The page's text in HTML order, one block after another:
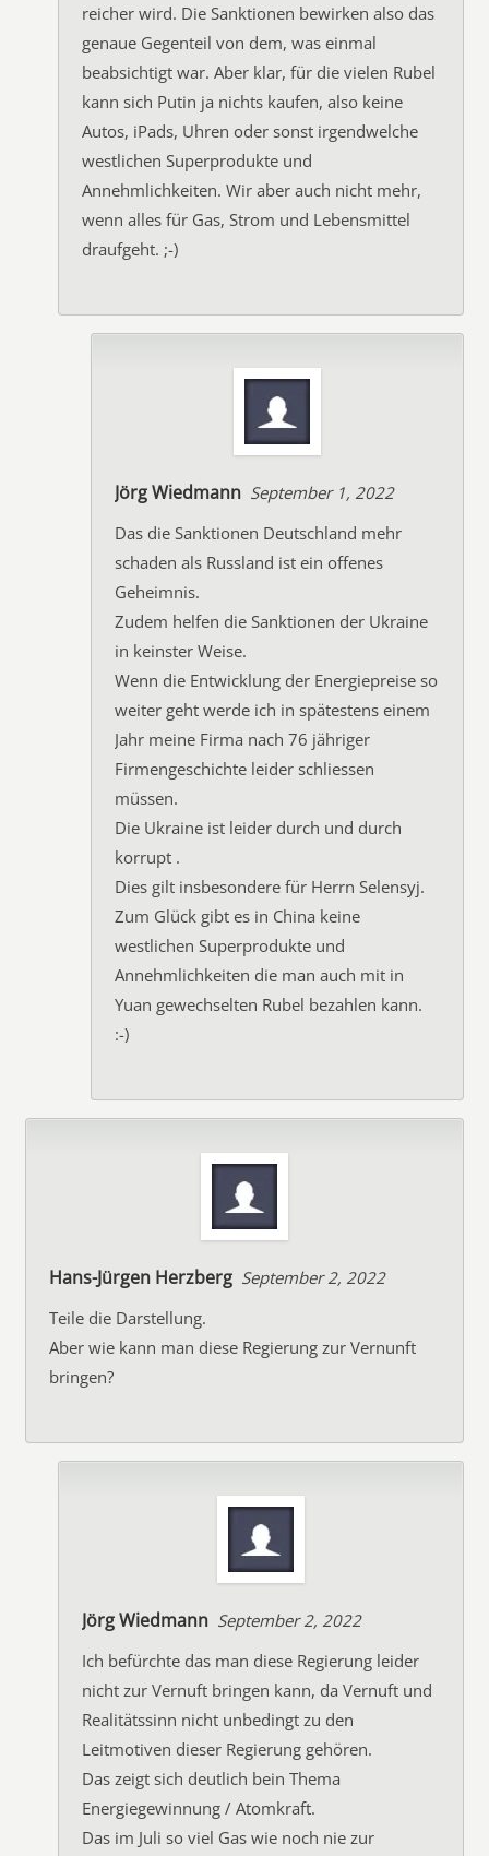
reicher wird. Die Sanktionen bewirken also das
genaue Gegenteil von dem, was einmal
beabsichtigt war. Aber klar, für die vielen Rubel
kann sich Putin ja nichts kaufen, also keine
Autos, iPads, Uhren oder sonst irgendwelche
westlichen Superprodukte und
Annehmlichkeiten. Wir aber auch nicht mehr,
wenn alles für Gas, Strom und Lebensmittel
draufgeht. ;-)
Jörg Wiedmann September 1, 2022
Das die Sanktionen Deutschland mehr
schaden als Russland ist ein offenes
Geheimnis.
Zudem helfen die Sanktionen der Ukraine
in keinster Weise.
Wenn die Entwicklung der Energiepreise so
weiter geht werde ich in spätestens einem
Jahr meine Firma nach 76 jähriger
Firmengeschichte leider schliessen
müssen.
Die Ukraine ist leider durch und durch
korrupt .
Dies gilt insbesondere für Herrn Selensyj.
Zum Glück gibt es in China keine
westlichen Superprodukte und
Annehmlichkeiten die man auch mit in
Yuan gewechselten Rubel bezahlen kann.
:-)
Hans-Jürgen Herzberg September 2, 2022
Teile die Darstellung.
Aber wie kann man diese Regierung zur Vernunft
bringen?
Jörg Wiedmann September 2, 2022
Ich befürchte das man diese Regierung leider
nicht zur Vernuft bringen kann, da Vernuft und
Realitätssinn nicht unbedingt zu den
Leitmotiven dieser Regierung gehören.
Das zeigt sich deutlich bein Thema
Energiegewinnung / Atomkraft.
Das im Juli so viel Gas wie noch nie zur